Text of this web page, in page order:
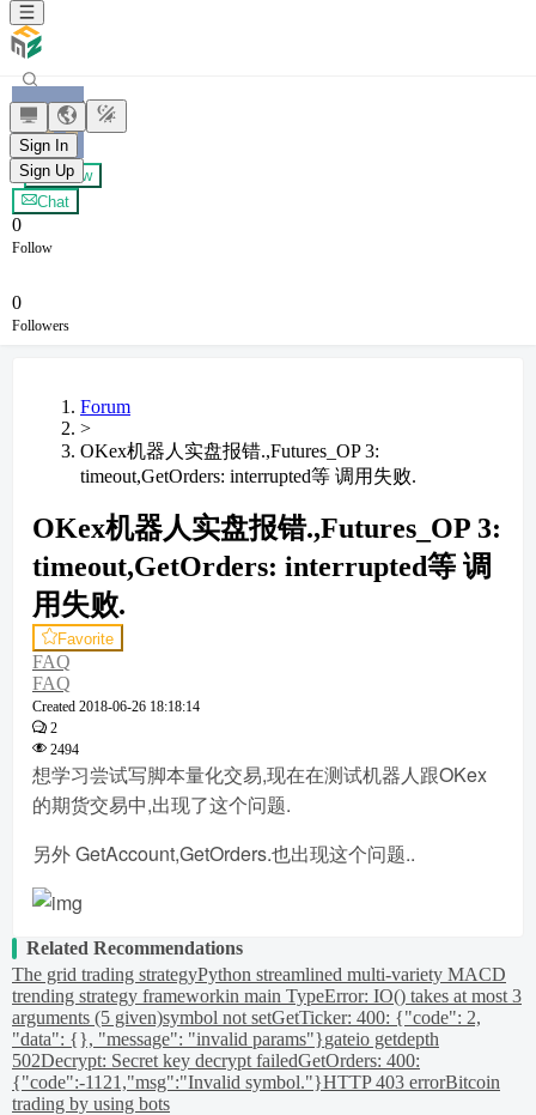
Sign In
Sign Up
拾四
+ Follow
Chat
0
Follow
0
Followers
Forum
>
OKex机器人实盘报错.,Futures_OP 3:
timeout,GetOrders: interrupted等 调用失败.
OKex机器人实盘报错.,Futures_OP 3:
timeout,GetOrders: interrupted等 调
用失败.
Favorite
FAQ
FAQ
Created 2018-06-26 18:18:14
2
2494
想学习尝试写脚本量化交易,现在在测试机器人跟OKex
的期货交易中,出现了这个问题.
另外 GetAccount,GetOrders.也出现这个问题..
Related Recommendations
The grid trading strategyPython streamlined multi-variety MACD
trending strategy frameworkin main TypeError: IO() takes at most 3
arguments (5 given)symbol not setGetTicker: 400: {"code": 2,
"data": {}, "message": "invalid params"}gateio getdepth
502Decrypt: Secret key decrypt failedGetOrders: 400:
{"code":-1121,"msg":"Invalid symbol."}HTTP 403 errorBitcoin
trading by using bots